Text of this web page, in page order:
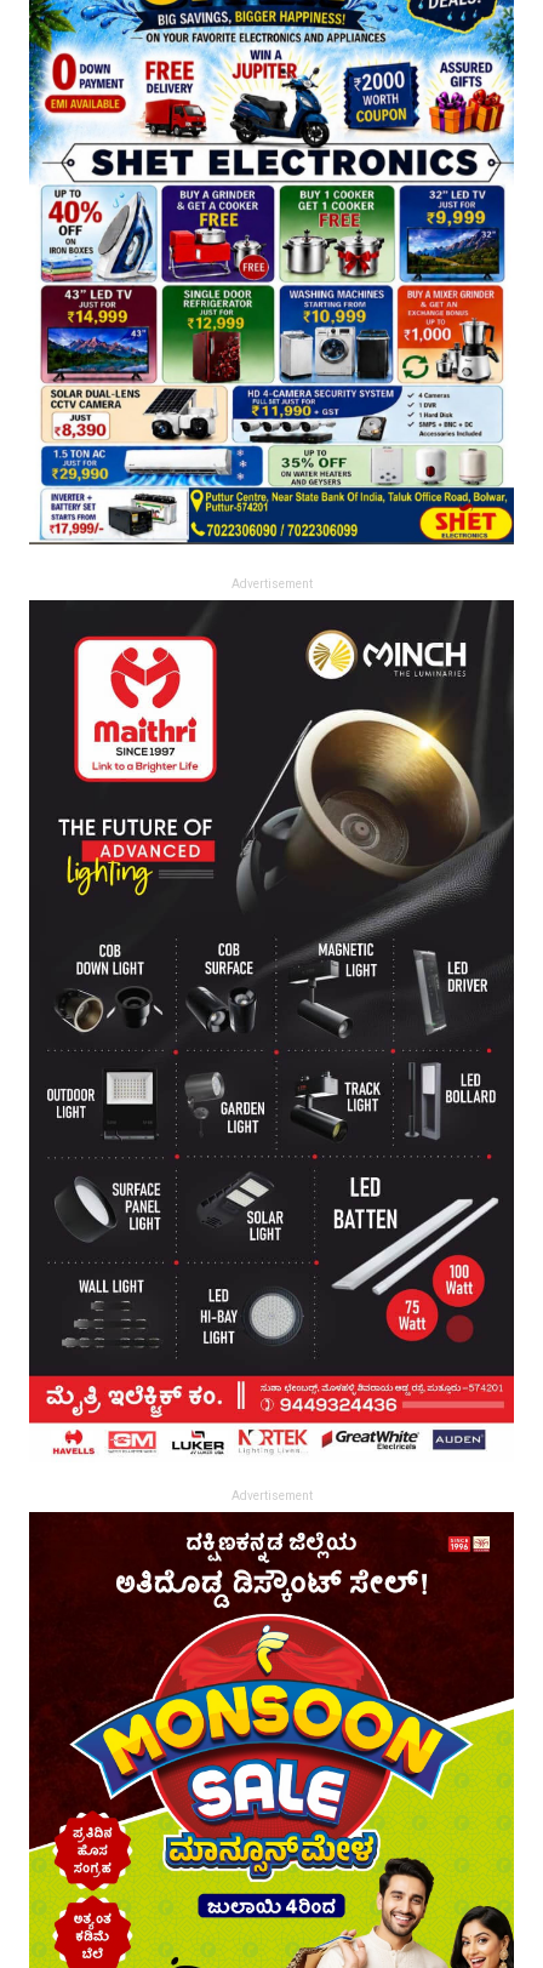
Advertisement
Advertisement